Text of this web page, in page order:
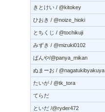
きとけい / @kitokey
ひおき / @noize_hioki
とちくじ / @tochikuji
みずき / @mizuki0102
ぱんや/@panya_mikan
ぬまーお / @nagatukibyakuya
たいが / @tk_tora
てらだ
といだ /@ryder472